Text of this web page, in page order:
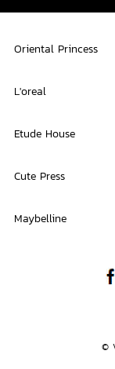
Oriental Princess
L'oreal
Etude House
Cute Press
Maybelline
©